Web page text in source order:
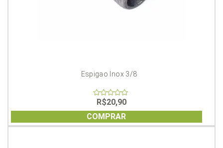
Espigao Inox 3/8
of
5
R$20,90
COMPRAR